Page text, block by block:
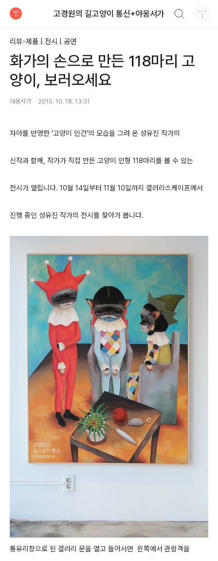
고경원의 길고양이 통신+야옹서가
리뷰-제품 | 전시 | 공연
화가의 손으로 만든 118마리 고
양이, 보러오세요
야옹서가 2010. 10. 18. 13:31
자아를 반영한 '고양이 인간'의 모습을 그려 온 성유진 작가의
신작과 함께, 작가가 직접 만든 고양이 인형 118마리를 볼 수 있는
전시가 열립니다. 10월 14일부터 11월 10일까지 갤러리스케이프에서
진행 중인 성유진 작가의 전시를 찾아가 봅니다.
통유리창으로 된 갤러리 문을 열고 들어서면 왼쪽에서 관람객을